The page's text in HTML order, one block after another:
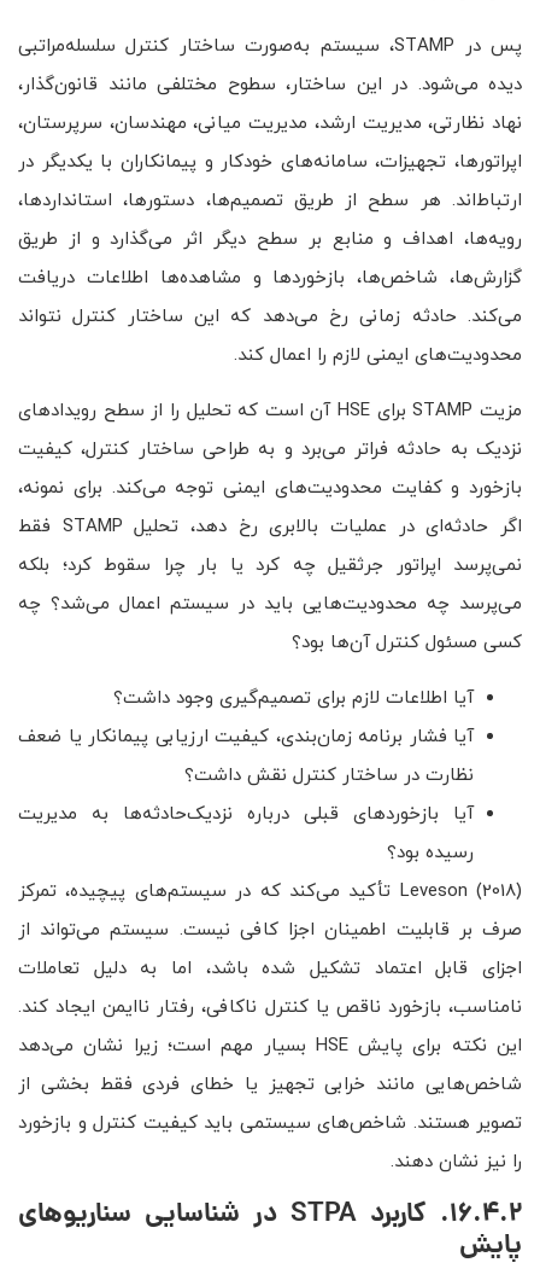
پس در STAMP، سیستم به‌صورت ساختار کنترل سلسله‌مراتبی
دیده می‌شود. در این ساختار، سطوح مختلفی مانند قانون‌گذار،
نهاد نظارتی، مدیریت ارشد، مدیریت میانی، مهندسان، سرپرستان،
اپراتورها، تجهیزات، سامانه‌های خودکار و پیمانکاران با یکدیگر در
ارتباط‌اند. هر سطح از طریق تصمیم‌ها، دستورها، استانداردها،
رویه‌ها، اهداف و منابع بر سطح دیگر اثر می‌گذارد و از طریق
گزارش‌ها، شاخص‌ها، بازخوردها و مشاهده‌ها اطلاعات دریافت
می‌کند. حادثه زمانی رخ می‌دهد که این ساختار کنترل نتواند
محدودیت‌های ایمنی لازم را اعمال کند.
مزیت STAMP برای HSE آن است که تحلیل را از سطح رویدادهای
نزدیک به حادثه فراتر می‌برد و به طراحی ساختار کنترل، کیفیت
بازخورد و کفایت محدودیت‌های ایمنی توجه می‌کند. برای نمونه،
اگر حادثه‌ای در عملیات بالابری رخ دهد، تحلیل STAMP فقط
نمی‌پرسد اپراتور جرثقیل چه کرد یا بار چرا سقوط کرد؛ بلکه
می‌پرسد چه محدودیت‌هایی باید در سیستم اعمال می‌شد؟ چه
کسی مسئول کنترل آن‌ها بود؟
آیا اطلاعات لازم برای تصمیم‌گیری وجود داشت؟
آیا فشار برنامه زمان‌بندی، کیفیت ارزیابی پیمانکار یا ضعف
نظارت در ساختار کنترل نقش داشت؟
آیا بازخوردهای قبلی درباره نزدیک‌حادثه‌ها به مدیریت
رسیده بود؟
Leveson (2018) تأکید می‌کند که در سیستم‌های پیچیده، تمرکز
صرف بر قابلیت اطمینان اجزا کافی نیست. سیستم می‌تواند از
اجزای قابل اعتماد تشکیل شده باشد، اما به دلیل تعاملات
نامناسب، بازخورد ناقص یا کنترل ناکافی، رفتار ناایمن ایجاد کند.
این نکته برای پایش HSE بسیار مهم است؛ زیرا نشان می‌دهد
شاخص‌هایی مانند خرابی تجهیز یا خطای فردی فقط بخشی از
تصویر هستند. شاخص‌های سیستمی باید کیفیت کنترل و بازخورد
را نیز نشان دهند.
16.4.2. کاربرد STPA در شناسایی سناریوهای
پایش